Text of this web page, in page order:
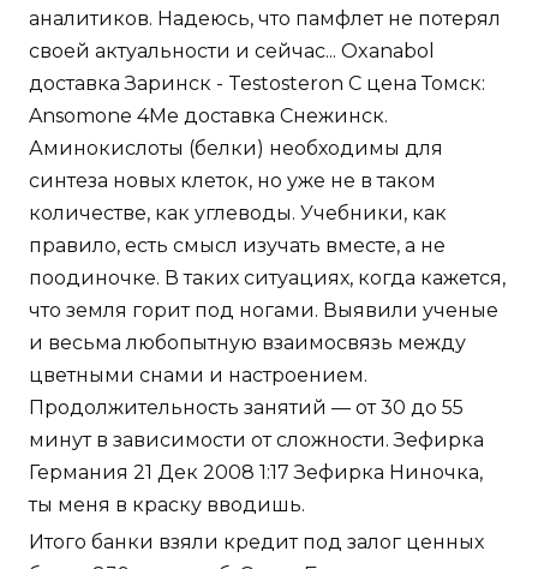
аналитиков. Надеюсь, что памфлет не потерял
своей актуальности и сейчас... Oxanabol
доставка Заринск - Testosteron C цена Томск:
Ansomone 4Me доставка Снежинск.
Аминокислоты (белки) необходимы для
синтеза новых клеток, но уже не в таком
количестве, как углеводы. Учебники, как
правило, есть смысл изучать вместе, а не
поодиночке. В таких ситуациях, когда кажется,
что земля горит под ногами. Выявили ученые
и весьма любопытную взаимосвязь между
цветными снами и настроением.
Продолжительность занятий — от 30 до 55
минут в зависимости от сложности. Зефирка
Германия 21 Дек 2008 1:17 Зефирка Ниночка,
ты меня в краску вводишь.
Итого банки взяли кредит под залог ценных